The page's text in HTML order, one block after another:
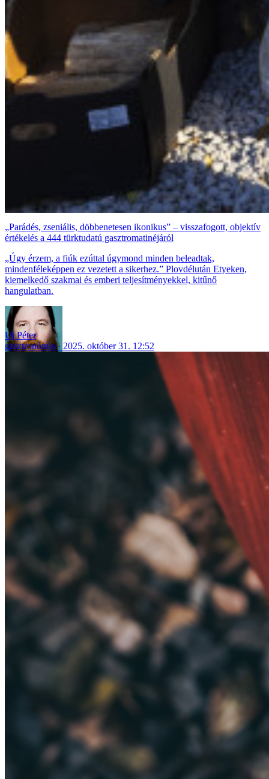
„Parádés, zseniális, döbbenetesen ikonikus” – visszafogott, objektív
értékelés a 444 türktudatú gasztromatinéjáról
„Úgy érzem, a fiúk ezúttal úgymond minden beleadtak,
mindenféleképpen ez vezetett a sikerhez.” Plovdélután Etyeken,
kiemelkedő szakmai és emberi teljesítményekkel, kitűnő
hangulatban.
Uj Péter
gasztronómia
2025. október 31. 12:52